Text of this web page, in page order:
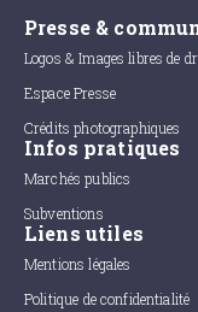
Presse &
Logos & Images libres de
Espace Presse
Crédits photographiques
Infos pratiques
Marchés publics
Subventions
Liens utiles
Mentions légales
Politique de confidentialité